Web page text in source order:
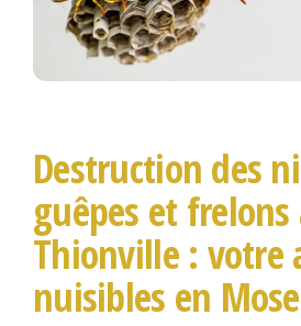
ENGLISH
Destruction des
guêpes et frelons
Thionville : votre
nuisibles en